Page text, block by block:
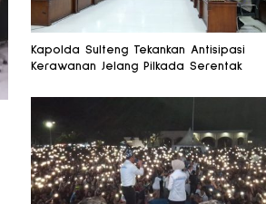
Kapolda Sulteng Tekankan Antisipasi
Kerawanan Jelang Pilkada Serentak